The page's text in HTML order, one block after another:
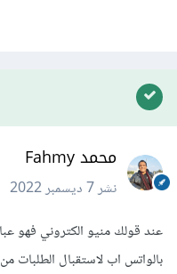
محمد Fahmy
نشر7 ديسمبر 2022
عند قولك منيو الكتروني فهو
بالواتس اب لاستقبال الطلبات